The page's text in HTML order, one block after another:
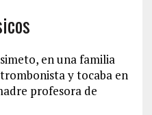
en una familia
y tocaba en
profesora de